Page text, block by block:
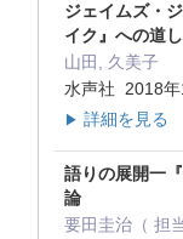
ジェイムズ・
イク』への道
山田, 久美子
水声社 2018年
▶ 詳細を見る
語りの展開一
論
要田圭治（ 担